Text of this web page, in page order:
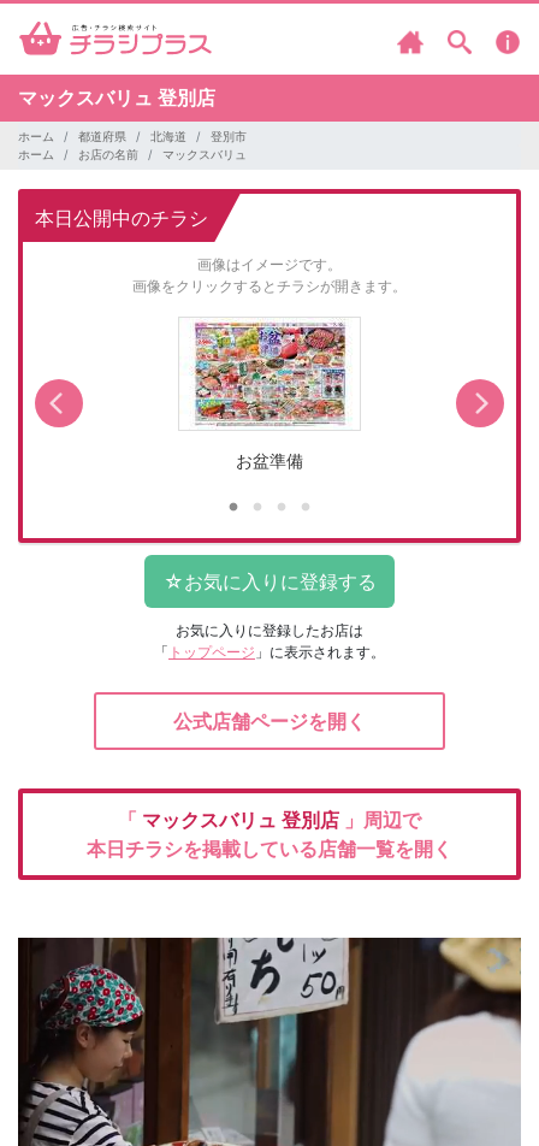
マックスバリュ 登別店
ホーム 都道府県 北海道
登別市
ホーム
お店の名前 マックスバリュ
本日公開中のチラシ
画像はイメージです。
画像をクリックするとチラシが開きます。
お盆準備
お気に入りに登録したお店は
「 トップページ 」に表示されます。
公式店舗ページを開く
「 マックスバリュ 登別店 」周辺で
本日チラシを掲載している店舗一覧を開く